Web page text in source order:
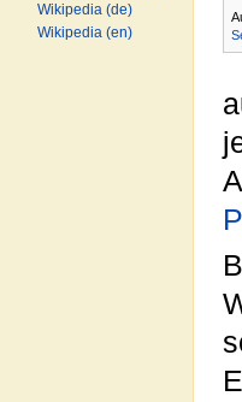
Wikipedia (de)
Wikipedia (en)